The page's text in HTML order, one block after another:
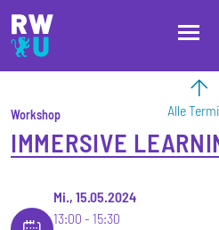
Direkt zum Inhalt
Direkt zur Hauptnavigation
Direkt zum Fußbereich
Alle
Workshop
IMMERSIVE
Mi., 15.05.2024
13:00
15:30